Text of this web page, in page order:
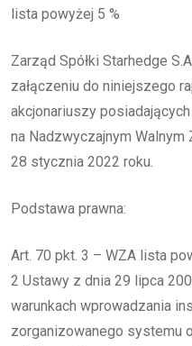
lista powyżej 5 %
Zarząd Spółki Starhedge
załączeniu do niniejszego
akcjonariuszy
na Nadzwyczajnym
28 stycznia 2022 roku.
Podstawa prawna:
Art. 70 pkt. 3 – WZA lista
2 Ustawy z dnia 29 lipca
warunkach wprowadzania
zorganizowanego systemu